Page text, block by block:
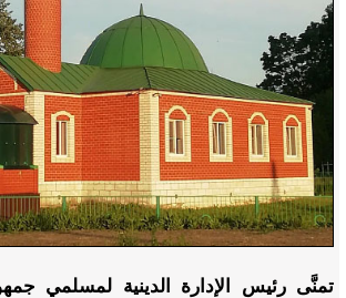
تمنَّى رئيس الإدارة الدينية لمسلمي